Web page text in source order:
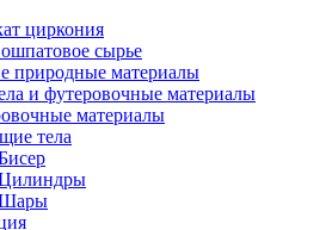
циркония
сырье
природные материалы
и футеровочные материалы
материалы
тела